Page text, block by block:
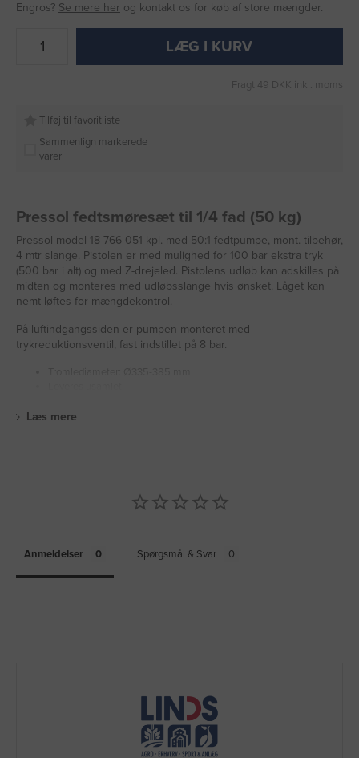
Engros? Se mere her og kontakt os for køb af store mængder.
LÆG I KURV
Fragt 49 DKK inkl. moms
Tilføj til favoritliste
Sammenlign markerede
varer
Pressol fedtsmøresæt til 1/4 fad (50 kg)
Pressol model 18 766 051 kpl. med 50:1 fedtpumpe, mont. tilbehør,
4 mtr slange. Pistolen er med mulighed for 100 bar ekstra tryk
(500 bar i alt) og med Z-drejeled. Pistolens udløb kan adskilles på
midten og monteres med udløbsslange hvis ønsket. Låget kan
nemt løftes for mængdekontrol.
På luftindgangssiden er pumpen monteret med
trykreduktionsventil, fast indstillet på 8 bar.
Læs mere
Anmeldelser Spørgsmål & Svar